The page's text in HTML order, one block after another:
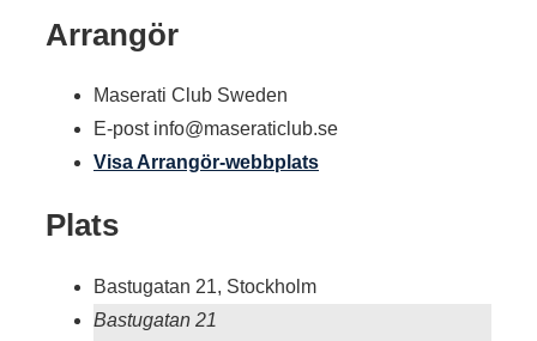
Arrangör
Maserati Club Sweden
E-post info@maseraticlub.se
Visa Arrangör-webbplats
Plats
Bastugatan 21, Stockholm
Bastugatan 21